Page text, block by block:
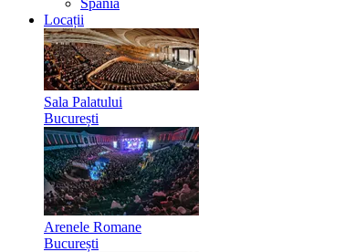
Spania
Locații
Sala Palatului
București
Arenele Romane
București